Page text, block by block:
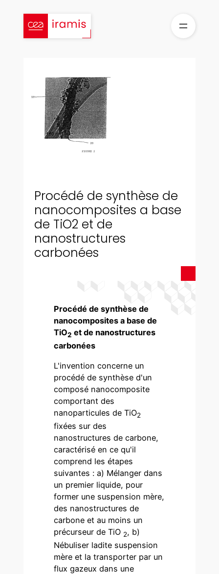
contenu
Procédé de synthèse de
nanocomposites a base
de TiO2 et de
nanostructures
carbonées
Procédé de synthèse de
nanocomposites a base de
TiO2 et de nanostructures
carbonées
L'invention concerne un
procédé de synthèse d'un
composé nanocomposite
comportant des
nanoparticules de TiO2
fixées sur des
nanostructures de carbone,
caractérisé en ce qu'il
comprend les étapes
suivantes : a) Mélanger dans
un premier liquide, pour
former une suspension mère,
des nanostructures de
carbone et au moins un
précurseur de TiO 2, b)
Nébuliser ladite suspension
mère et la transporter par un
flux gazeux dans une